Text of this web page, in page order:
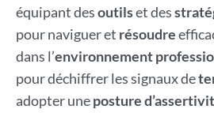
équipant desoutilset des
pour naviguer et résoudre
dans l’environnement
pour déchiffrer les signaux de
adopter uneposture